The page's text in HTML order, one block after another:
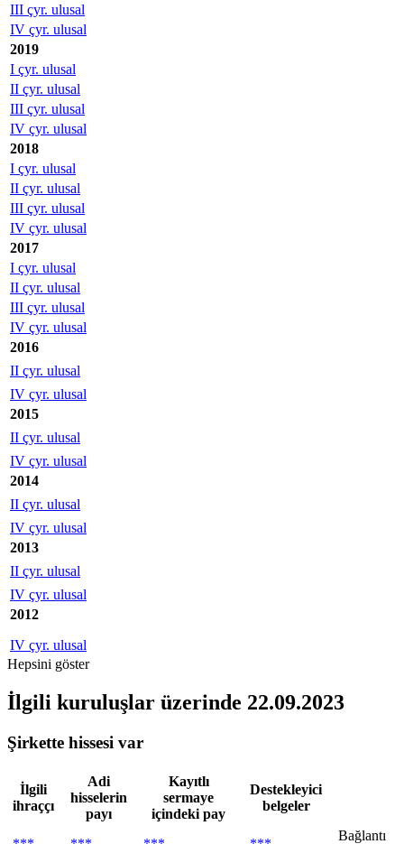
III çyr. ulusal
IV çyr. ulusal
2019
I çyr. ulusal
II çyr. ulusal
III çyr. ulusal
IV çyr. ulusal
2018
I çyr. ulusal
II çyr. ulusal
III çyr. ulusal
IV çyr. ulusal
2017
I çyr. ulusal
II çyr. ulusal
III çyr. ulusal
IV çyr. ulusal
2016
II çyr. ulusal
IV çyr. ulusal
2015
II çyr. ulusal
IV çyr. ulusal
2014
II çyr. ulusal
IV çyr. ulusal
2013
II çyr. ulusal
IV çyr. ulusal
2012
IV çyr. ulusal
Hepsini göster
İlgili kuruluşlar üzerinde 22.09.2023
Şirkette hissesi var
İlgili
ihraççı
Adi
hisselerin
payı
Kayıtlı
sermaye
içindeki pay
Destekleyici
belgeler
Bağlantı